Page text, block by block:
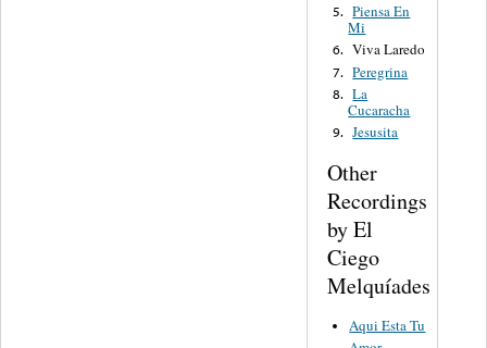
5. Piensa En
Mi
6. Viva Laredo
7. Peregrina
8. La
Cucaracha
9. Jesusita
Other
Recordings
by El
Ciego
Melquíades
Aqui Esta Tu